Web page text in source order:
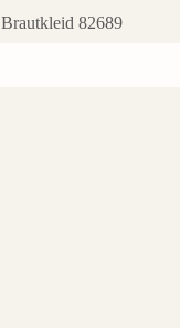
Brautkleid 82689